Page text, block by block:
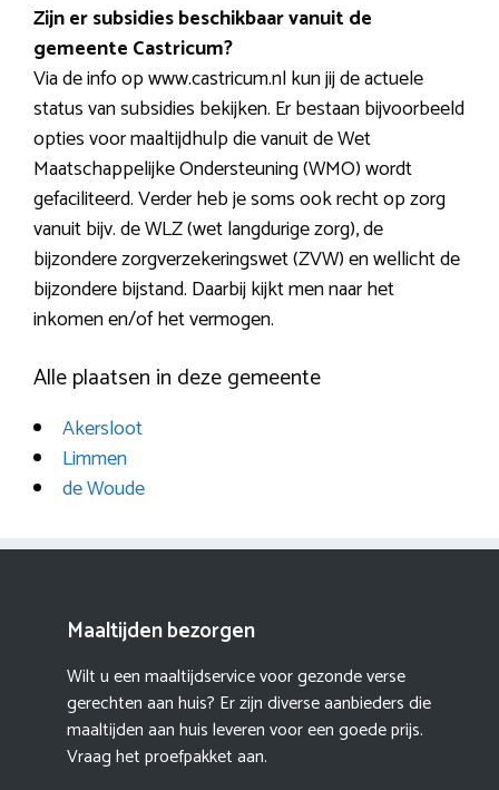
Zijn er subsidies beschikbaar vanuit de
gemeente Castricum?
Via de info op www.castricum.nl kun jij de actuele
status van subsidies bekijken. Er bestaan bijvoorbeeld
opties voor maaltijdhulp die vanuit de Wet
Maatschappelijke Ondersteuning (WMO) wordt
gefaciliteerd. Verder heb je soms ook recht op zorg
vanuit bijv. de WLZ (wet langdurige zorg), de
bijzondere zorgverzekeringswet (ZVW) en wellicht de
bijzondere bijstand. Daarbij kijkt men naar het
inkomen en/of het vermogen.
Alle plaatsen in deze gemeente
Akersloot
Limmen
de Woude
Maaltijden bezorgen
Wilt u een maaltijdservice voor gezonde verse
gerechten aan huis? Er zijn diverse aanbieders die
maaltijden aan huis leveren voor een goede prijs.
Vraag het proefpakket aan.